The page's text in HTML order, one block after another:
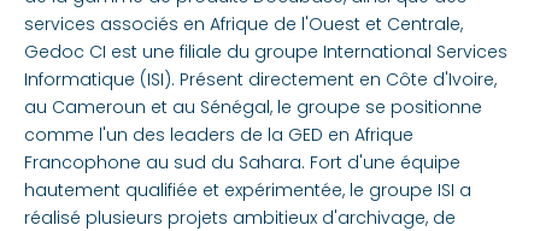
services associés en Afrique de l'Ouest et Centrale,
Gedoc CI est une filiale du groupe International Services
Informatique (ISI). Présent directement en Côte d'Ivoire,
au Cameroun et au Sénégal, le groupe se positionne
comme l'un des leaders de la GED en Afrique
Francophone au sud du Sahara. Fort d'une équipe
hautement qualifiée et expérimentée, le groupe ISI a
réalisé plusieurs projets ambitieux d'archivage, de